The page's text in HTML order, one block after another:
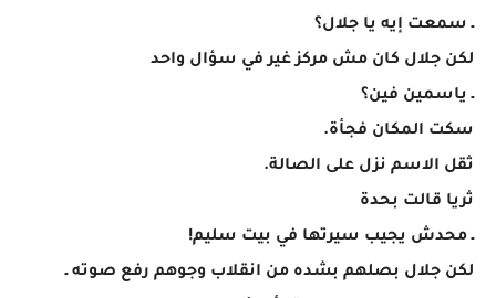
ـ سمعت إيه يا جلال؟
لكن جلال كان مش مركز غير في سؤال واحد
ـ ياسمين فين؟
سكت المكان فجأة.
ثقل الاسم نزل على الصالة.
ثريا قالت بحدة
ـ محدش يجيب سيرتها في بيت سليم!
لكن جلال بصلهم بشده من انقلاب وجوهم رفع صوته ـ